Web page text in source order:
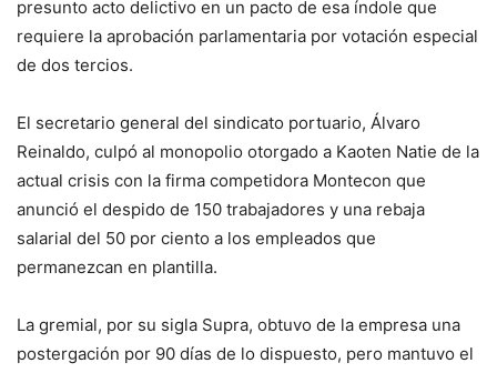
presunto acto delictivo en un pacto de esa índole que
requiere la aprobación parlamentaria por votación especial
de dos tercios.
El secretario general del sindicato portuario, Álvaro
Reinaldo, culpó al monopolio otorgado a Kaoten Natie de la
actual crisis con la firma competidora Montecon que
anunció el despido de 150 trabajadores y una rebaja
salarial del 50 por ciento a los empleados que
permanezcan en plantilla.
La gremial, por su sigla Supra, obtuvo de la empresa una
postergación por 90 días de lo dispuesto, pero mantuvo el